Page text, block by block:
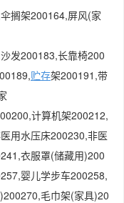
搁架200164,屏风(家
发200183,长靠椅200
贮存架200191,带
计算机架200212,
用水压床200230,非医
衣服罩(储藏用)200
婴儿学步车200258,
毛巾架(家具)20